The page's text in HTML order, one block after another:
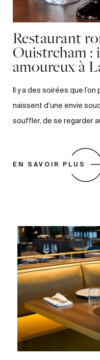
Restaurant
Ouistreham :
amoureux à
Il y a des soirées que
naissent d’une envie
souffler, de se regarder
EN SAVOIR PLUS